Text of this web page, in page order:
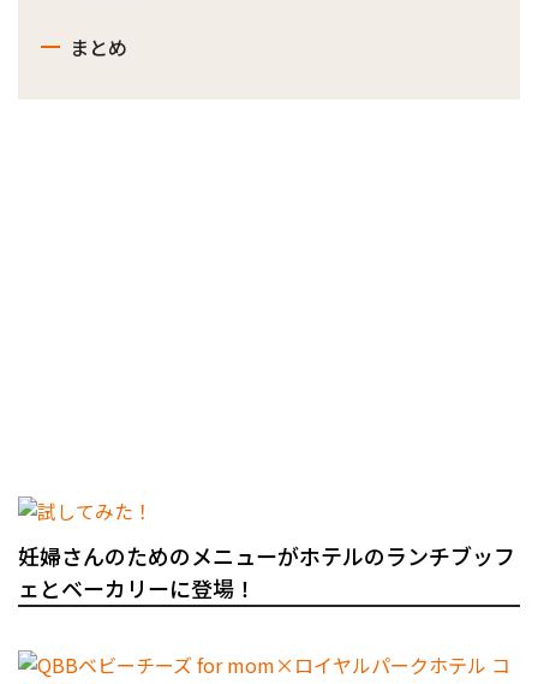
まとめ
妊婦さんのためのメニューがホテルのランチブッフ
ェとベーカリーに登場！